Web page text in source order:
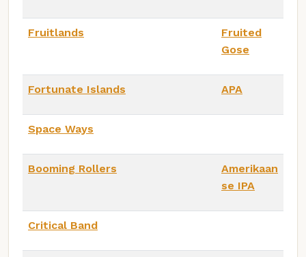
Fruitlands
Fruited
Gose
Fortunate Islands APA
Space Ways
Booming Rollers
Amerikaan
se IPA
Critical Band